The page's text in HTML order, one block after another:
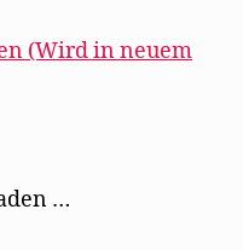
(Wird in neuem
…